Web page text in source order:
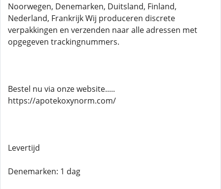
Noorwegen, Denemarken, Duitsland, Finland,
Nederland, Frankrijk Wij produceren discrete
verpakkingen en verzenden naar alle adressen met
opgegeven trackingnummers.
Bestel nu via onze website.....
https://apotekoxynorm.com/
Levertijd
Denemarken: 1 dag